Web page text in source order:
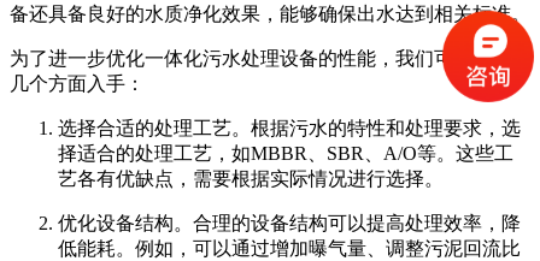
备还具备良好的水质净化效果，能够确保出水达到相关标准。
为了进一步优化一体化污水处理设备的性能，我们可以从以下
几个方面入手：
选择合适的处理工艺。根据污水的特性和处理要求，选
择适合的处理工艺，如MBBR、SBR、A/O等。这些工
艺各有优缺点，需要根据实际情况进行选择。
优化设备结构。合理的设备结构可以提高处理效率，降
低能耗。例如，可以通过增加曝气量、调整污泥回流比